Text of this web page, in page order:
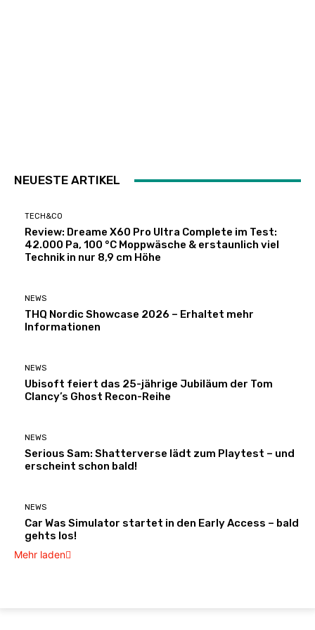
NEUESTE ARTIKEL
TECH&CO
Review: Dreame X60 Pro Ultra Complete im Test:
42.000 Pa, 100 °C Moppwäsche & erstaunlich viel
Technik in nur 8,9 cm Höhe
NEWS
THQ Nordic Showcase 2026 – Erhaltet mehr
Informationen
NEWS
Ubisoft feiert das 25-jährige Jubiläum der Tom
Clancy’s Ghost Recon-Reihe
NEWS
Serious Sam: Shatterverse lädt zum Playtest – und
erscheint schon bald!
NEWS
Car Was Simulator startet in den Early Access – bald
gehts los!
Mehr laden